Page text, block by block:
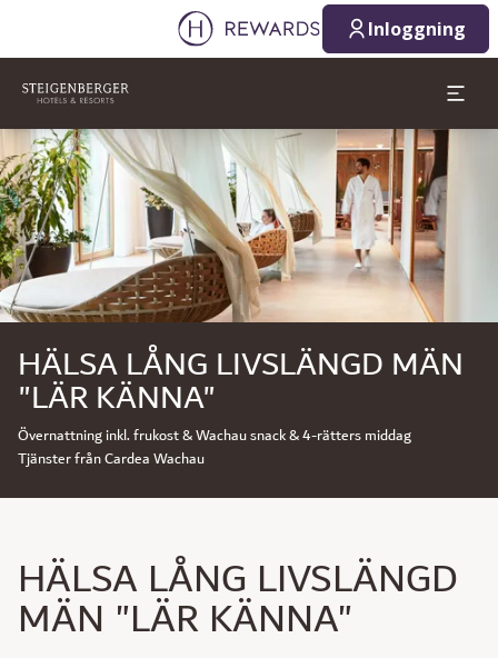
Inloggning
Bild 1 av 1
HÄLSA LÅNG LIVSLÄNGD MÄN
"LÄR KÄNNA"
Övernattning inkl. frukost & Wachau snack & 4-rätters middag
Tjänster från Cardea Wachau
HÄLSA LÅNG LIVSLÄNGD
MÄN "LÄR KÄNNA"